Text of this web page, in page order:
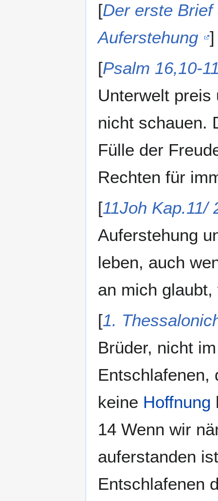
[Der erste
Auferstehung
]
[Psalm 16,10-
Unterwelt preis
nicht schauen.
Fülle der
Rechten für
[11Joh Kap.11/
Auferstehung
leben, auch
an mich
[1.
Brüder, nicht
Entschlafenen,
keine Hoffnung
14 Wenn wir
auferstanden
Entschlafenen